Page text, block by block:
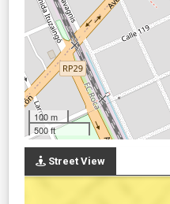
100 m
500 ft
Street View